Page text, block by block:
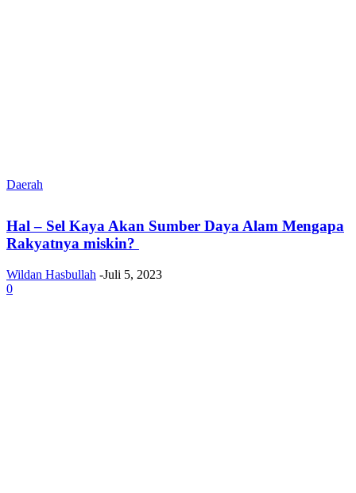
Daerah
Hal – Sel Kaya Akan Sumber Daya Alam Mengapa
Rakyatnya miskin?
Wildan Hasbullah -Juli 5, 2023
0